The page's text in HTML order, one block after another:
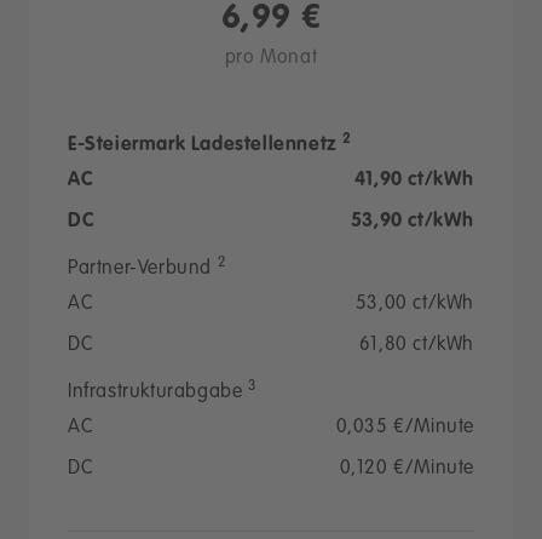
6,99 €
pro Monat
E-Steiermark Ladestellennetz 2
AC 41,90 ct/kWh
DC 53,90 ct/kWh
Partner-Verbund 2
AC 53,00 ct/kWh
DC 61,80 ct/kWh
Infrastrukturabgabe 3
AC 0,035 €/Minute
DC 0,120 €/Minute